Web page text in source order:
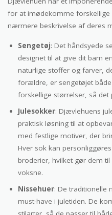
for at imødekomme forskellige
nærmere beskrivelse af deres
Sengetøj: Det håndsyede
designet til at give dit barn
naturlige stoffer og farver,
forældre, er sengetøjet
forskellige størrelser, så det
Julesokker: Djævlehuens
praktisk løsning til at
med festlige motiver, der
Hver sok kan
broderier, hvilket gør dem
voksne.
Nissehuer: De traditionelle
must-have i juletiden. De